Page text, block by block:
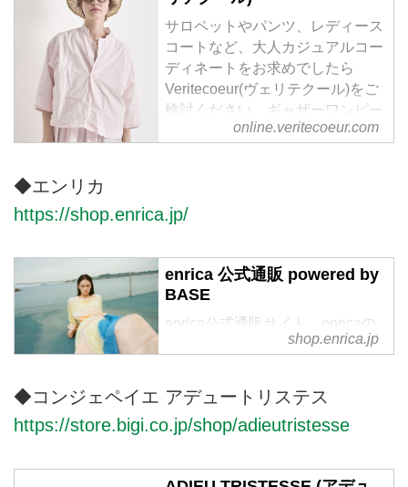
サロペットやパンツ、レディース
コートなど、大人カジュアルコー
ディネートをお求めでしたら
Veritecoeur(ヴェリテクール)をご
検討ください。ギャザーワンピー
スやインナーワンピース、繊細な
で、大人の女性に寄り添うファッ
online.veritecoeur.com
◆エンリカ
https://shop.enrica.jp/
enrica 公式通販 powered by
BASE
enrica公式通販サイト。enricaの
洋服は日本の天然素材、植物を使
います。服を通して、繋がってい
く人の縁や偶然の出会いを大切に
今を経てこの先へと受け継がれる
shop.enrica.jp
◆コンジェペイエ アデュートリステス
https://store.bigi.co.jp/shop/adieutristesse